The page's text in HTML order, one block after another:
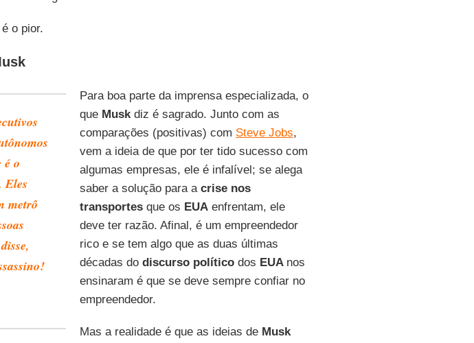
o pior.
o
Eles
metrô
Para boa parte da imprensa especializada, o
que Muskdiz é sagrado. Junto com as
comparações (positivas) com Steve Jobs,
vem a ideia de que por ter tido sucesso com
algumas empresas, ele é infalível; se alega
saber a solução para a crise nos
transportesque os EUAenfrentam, ele
deve ter razão. Afinal, é um empreendedor
rico e se tem algo que as duas últimas
décadas do discurso político dos EUA nos
ensinaram é que se deve sempre confiar no
empreendedor.
Mas a realidade é que as ideias de Musk